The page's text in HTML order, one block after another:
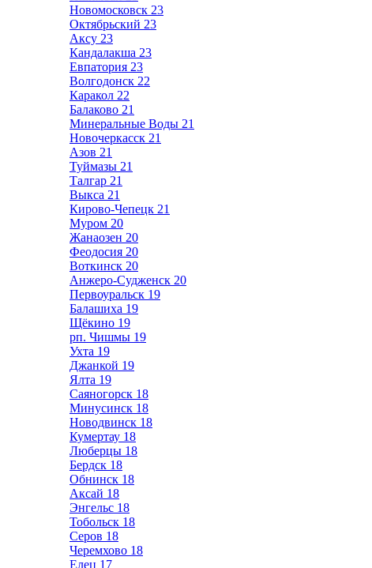
Новомосковск 23
Октябрьский 23
Аксу 23
Кандалакша 23
Евпатория 23
Волгодонск 22
Каракол 22
Балаково 21
Минеральные Воды 21
Новочеркасск 21
Азов 21
Туймазы 21
Талгар 21
Выкса 21
Кирово-Чепецк 21
Муром 20
Жанаозен 20
Феодосия 20
Воткинск 20
Анжеро-Судженск 20
Первоуральск 19
Балашиха 19
Щёкино 19
рп. Чишмы 19
Ухта 19
Джанкой 19
Ялта 19
Саяногорск 18
Минусинск 18
Новодвинск 18
Кумертау 18
Люберцы 18
Бердск 18
Обнинск 18
Аксай 18
Энгельс 18
Тобольск 18
Серов 18
Черемхово 18
Елец 17